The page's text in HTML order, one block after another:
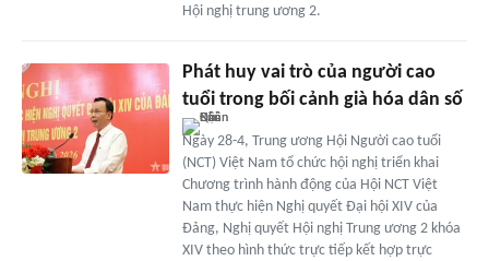
Hội nghị trung ương 2.
Phát huy vai trò của người cao
tuổi trong bối cảnh già hóa dân số
Ngày 28-4, Trung ương Hội Người cao tuổi
(NCT) Việt Nam tổ chức hội nghị triển khai
Chương trình hành động của Hội NCT Việt
Nam thực hiện Nghị quyết Đại hội XIV của
Đảng, Nghị quyết Hội nghị Trung ương 2 khóa
XIV theo hình thức trực tiếp kết hợp trực